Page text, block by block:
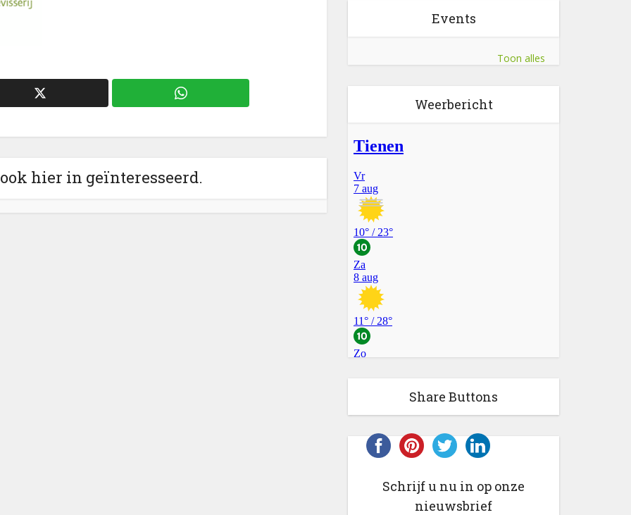
hier in geïnteresseerd.
Events
Toon alles
Weerbericht
Share Buttons
Schrijf u nu in op onze
nieuwsbrief